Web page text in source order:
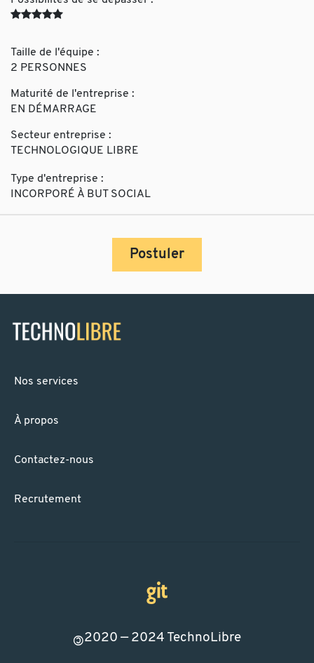
Taille de l'équipe :
2 PERSONNES
Maturité de l'entreprise :
EN DÉMARRAGE
Secteur entreprise :
TECHNOLOGIQUE LIBRE
Type d'entreprise :
INCORPORÉ À BUT SOCIAL
Postuler
Nos services
À propos
Contactez-nous
Recrutement
©2020 — 2024 TechnoLibre